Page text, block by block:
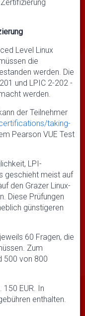
Level Linux
die
werden. Die
und LPIC 2-202 -
werden.
der Teilnehmer
taking-
Pearson VUE Test
LPI-
geschieht meist auf
den Grazer Linux-
Diese Prüfungen
günstigeren
60 Fragen, die
Zum
500 von 800
EUR. In
enthalten.